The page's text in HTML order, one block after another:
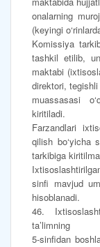
onalarning
(keyingi
Komissiya
tashkil etilib,
maktabi
direktori, tegishli
muassasasi
kiritiladi.
Farzandlari
qilish bo‘yicha
tarkibiga
sinfi mavjud
hisoblanadi.
46.
ta’limning
5-sinfidan